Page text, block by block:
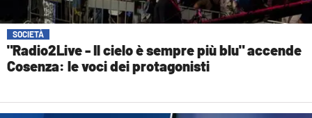
SOCIETÀ
"Radio2Live - Il cielo è sempre più blu" accende
Cosenza: le voci dei protagonisti